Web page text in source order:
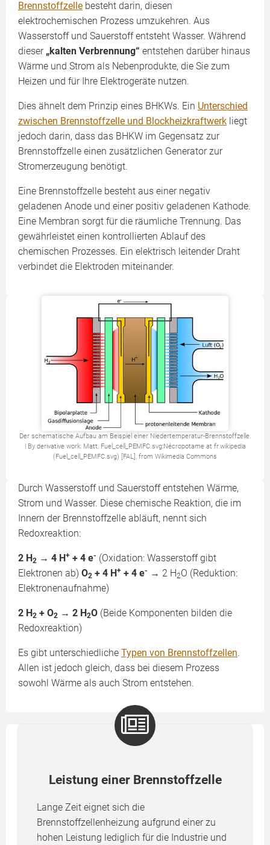
Brennstoffzelle besteht darin, diesen
elektrochemischen Prozess umzukehren. Aus
Wasserstoff und Sauerstoff entsteht Wasser. Während
dieser „kalten Verbrennung“ entstehen darüber hinaus
Wärme und Strom als Nebenprodukte, die Sie zum
Heizen und für Ihre Elektrogeräte nutzen.
Dies ähnelt dem Prinzip eines BHKWs. Ein Unterschied
zwischen Brennstoffzelle und Blockheizkraftwerk liegt
jedoch darin, dass das BHKW im Gegensatz zur
Brennstoffzelle einen zusätzlichen Generator zur
Stromerzeugung benötigt.
Eine Brennstoffzelle besteht aus einer negativ
geladenen Anode und einer positiv geladenen Kathode.
Eine Membran sorgt für die räumliche Trennung. Das
gewährleistet einen kontrollierten Ablauf des
chemischen Prozesses. Ein elektrisch leitender Draht
verbindet die Elektroden miteinander.
Der schematische Aufbau am Beispiel einer Niedertemperatur-Brennstoffzelle.
| By derivative work: Matt, Fuel_cell_PEMFC.svg:Nécropotame at fr.wikipedia
(Fuel_cell_PEMFC.svg) [FAL], from Wikimedia Commons
Durch Wasserstoff und Sauerstoff entstehen Wärme,
Strom und Wasser. Diese chemische Reaktion, die im
Innern der Brennstoffzelle abläuft, nennt sich
Redoxreaktion:
2 H2 → 4 H+ + 4 e- (Oxidation: Wasserstoff gibt
Elektronen ab) O2 + 4 H+ + 4 e- → 2 H2O (Reduktion:
Elektronenaufnahme)
2 H2 + O2 → 2 H2O (Beide Komponenten bilden die
Redoxreaktion)
Es gibt unterschiedliche Typen von Brennstoffzellen.
Allen ist jedoch gleich, dass bei diesem Prozess
sowohl Wärme als auch Strom entstehen.
Leistung einer Brennstoffzelle
Lange Zeit eignet sich die
Brennstoffzellenheizung aufgrund einer zu
hohen Leistung lediglich für die Industrie und